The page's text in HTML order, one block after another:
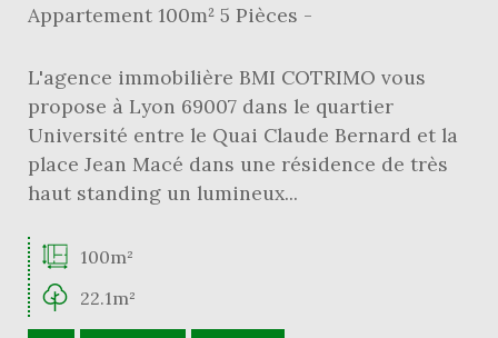
Appartement 100m² 5 Pièces -
L'agence immobilière BMI COTRIMO vous
propose à Lyon 69007 dans le quartier
Université entre le Quai Claude Bernard et la
place Jean Macé dans une résidence de très
haut standing un lumineux...
100m²
22.1m²